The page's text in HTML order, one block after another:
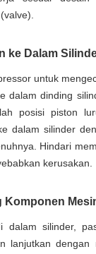
ke Dalam
untuk
dalam dinding
posisi piston
dalam silinder
Hindari
kerusakan.
Komponen
dalam silinder,
lanjutkan dengan